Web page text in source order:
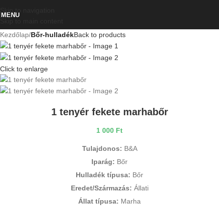
MENU
Kezdőlap Bőr-hulladékBack to products
Click to enlarge
1 tenyér fekete marhabőr
1 000 Ft
Tulajdonos: B&A
Iparág: Bőr
Hulladék típusa: Bőr
Eredet/Származás: Állati
Állat típusa: Marha